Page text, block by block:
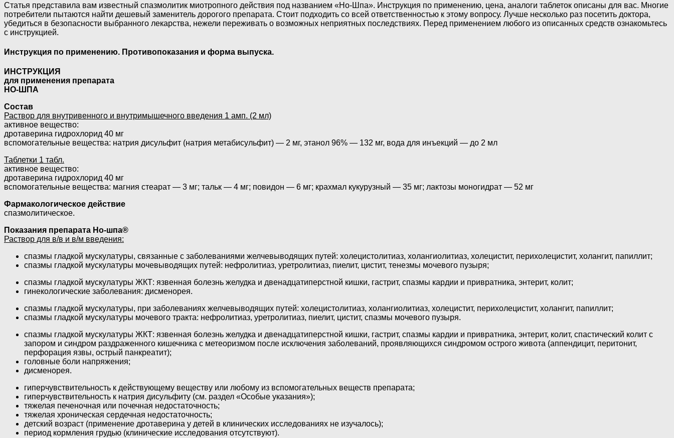
Статья представила вам известный спазмолитик миотропного действия под названием «Но-Шпа». Инструкция по применению, цена, аналоги таблеток описаны для вас. Многие
потребители пытаются найти дешевый заменитель дорогого препарата. Стоит подходить со всей ответственностью к этому вопросу. Лучше несколько раз посетить доктора,
убедиться в безопасности выбранного лекарства, нежели переживать о возможных неприятных последствиях. Перед применением любого из описанных средств ознакомьтесь
с инструкцией.
Инструкция по применению. Противопоказания и форма выпуска.
ИНСТРУКЦИЯ
для применения препарата
НО-ШПА
Состав
Раствор для внутривенного и внутримышечного введения 1 амп. (2 мл)
активное вещество:
дротаверина гидрохлорид 40 мг
вспомогательные вещества: натрия дисульфит (натрия метабисульфит) — 2 мг, этанол 96% — 132 мг, вода для инъекций — до 2 мл
Таблетки 1 табл.
активное вещество:
дротаверина гидрохлорид 40 мг
вспомогательные вещества: магния стеарат — 3 мг; тальк — 4 мг; повидон — 6 мг; крахмал кукурузный — 35 мг; лактозы моногидрат — 52 мг
Фармакологическое действие
спазмолитическое.
Показания препарата Но-шпа®
Раствор для в/в и в/м введения:
спазмы гладкой мускулатуры, связанные с заболеваниями желчевыводящих путей: холецистолитиаз, холангиолитиаз, холецистит, перихолецистит, холангит, папиллит;
спазмы гладкой мускулатуры мочевыводящих путей: нефролитиаз, уретролитиаз, пиелит, цистит, тенезмы мочевого пузыря;
спазмы гладкой мускулатуры ЖКТ: язвенная болезнь желудка и двенадцатиперстной кишки, гастрит, спазмы кардии и привратника, энтерит, колит;
гинекологические заболевания: дисменорея.
спазмы гладкой мускулатуры, при заболеваниях желчевыводящих путей: холецистолитиаз, холангиолитиаз, холецистит, перихолецистит, холангит, папиллит;
спазмы гладкой мускулатуры мочевого тракта: нефролитиаз, уретролитиаз, пиелит, цистит, спазмы мочевого пузыря.
спазмы гладкой мускулатуры ЖКТ: язвенная болезнь желудка и двенадцатиперстной кишки, гастрит, спазмы кардии и привратника, энтерит, колит, спастический колит с
запором и синдром раздраженного кишечника с метеоризмом после исключения заболеваний, проявляющихся синдромом острого живота (аппендицит, перитонит,
перфорация язвы, острый панкреатит);
головные боли напряжения;
дисменорея.
гиперчувствительность к действующему веществу или любому из вспомогательных веществ препарата;
гиперчувствительность к натрия дисульфиту (см. раздел «Особые указания»);
тяжелая печеночная или почечная недостаточность;
тяжелая хроническая сердечная недостаточность;
детский возраст (применение дротаверина у детей в клинических исследованиях не изучалось);
период кормления грудью (клинические исследования отсутствуют).